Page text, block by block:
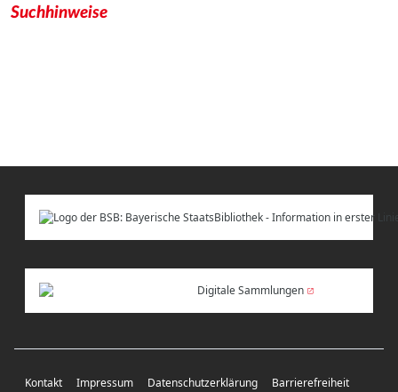
Suchhinweise
Digitale Sammlungen
Kontakt Impressum Datenschutzerklärung Barrierefreiheit